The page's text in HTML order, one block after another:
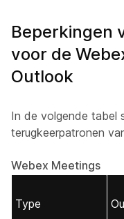
Beperkingen
voor de
Outlook
In de volgende tabel
terugkeerpatronen
Webex Meetings
Type